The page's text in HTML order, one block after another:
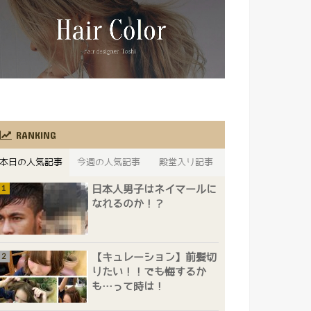
RANKING
日の人気記事 今週の人気記事 殿堂入り記事
日本人男子はネイマールに
なれるのか！？
【キュレーション】前髪切
りたい！！でも悔するか
も…って時は！